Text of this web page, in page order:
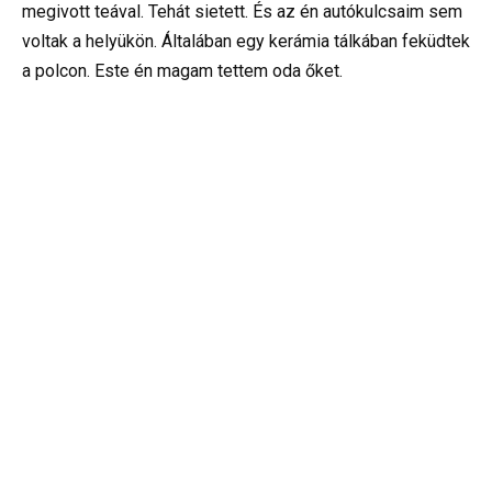
megivott teával. Tehát sietett. És az én autókulcsaim sem
voltak a helyükön. Általában egy kerámia tálkában feküdtek
a polcon. Este én magam tettem oda őket.